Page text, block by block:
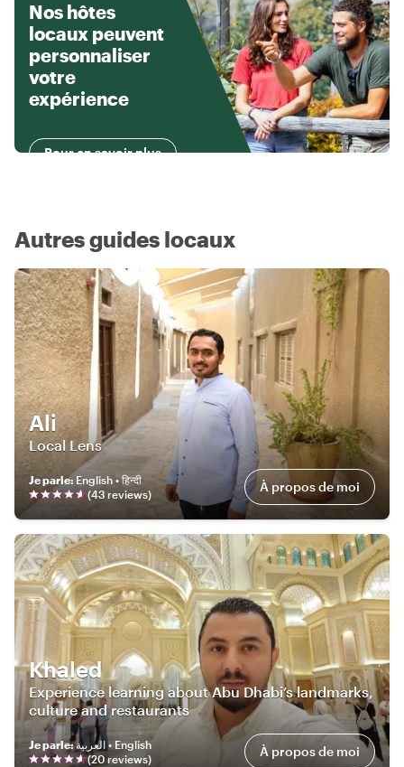
Nos hôtes
locaux peuvent
personnaliser
votre
expérience
Pour en savoir plus
Autres guides locaux
Ali
Local Lens
Je parle: English • हिन्दी
(43 reviews) À propos de moi
Khaled
Experience learning about Abu Dhabi’s landmarks,
culture and restaurants
Je parle:
العربية • English
(20reviews) À propos de moi